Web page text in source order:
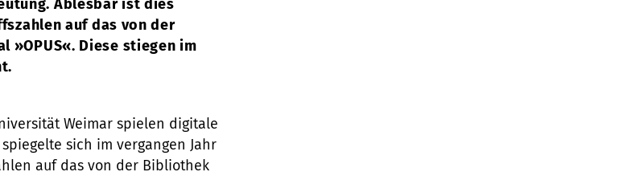
Ablesbar ist dies
auf das von der
»OPUS«. Diese stiegen im
Weimar spielen digitale
sich im vergangen Jahr
auf das von der Bibliothek